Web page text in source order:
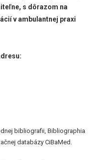
s dôrazom na
v ambulantnej praxi
bibliografii, Bibliographia
databázy CiBaMed.